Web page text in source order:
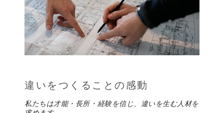
違いをつくることの感動
私たちは才能・長所・経験を信じ、違いを生む人材を